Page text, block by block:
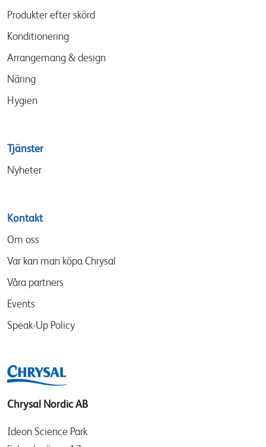
menu
Produkter efter skörd
Konditionering
Arrangemang & design
Näring
Hygien
Tjänster
Nyheter
Kontakt
Om oss
Var kan man köpa Chrysal
Våra partners
Events
Speak-Up Policy
Chrysal Nordic AB
Ideon Science Park